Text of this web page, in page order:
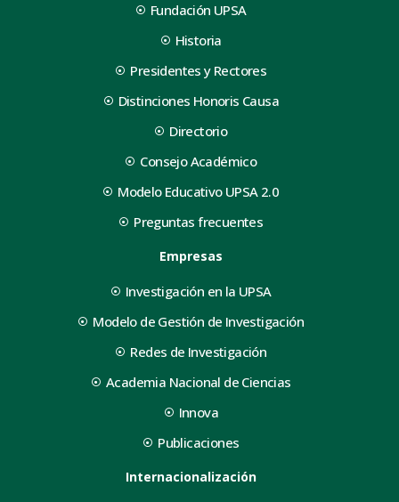
Fundación UPSA
Historia
Presidentes y Rectores
Distinciones Honoris Causa
Directorio
Consejo Académico
Modelo Educativo UPSA 2.0
Preguntas frecuentes
Empresas
Investigación en la UPSA
Modelo de Gestión de Investigación
Redes de Investigación
Academia Nacional de Ciencias
Innova
Publicaciones
Internacionalización